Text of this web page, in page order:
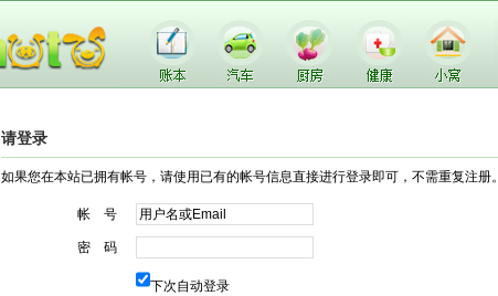
请登录
如果您在本站已拥有帐号，请使用已有的帐号信息直接进行登录即可，不需重复注册。
帐 号
密 码
下次自动登录